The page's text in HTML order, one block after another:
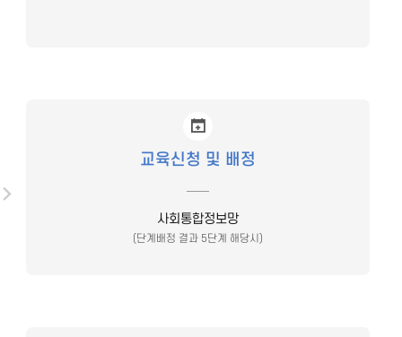
교육신청 및 배정
사회통합정보망
(단계배정 결과 5단계 해당시)